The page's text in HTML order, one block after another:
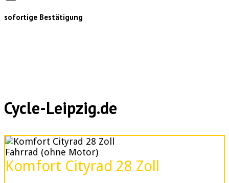
sofortige Bestätigung
Cycle-Leipzig.de
Fahrrad (ohne Motor)
Komfort Cityrad 28 Zoll